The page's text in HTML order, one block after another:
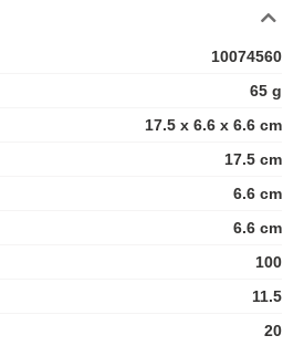
10074560
65 g
17.5 x 6.6 x 6.6 cm
17.5 cm
6.6 cm
6.6 cm
100
11.5
20